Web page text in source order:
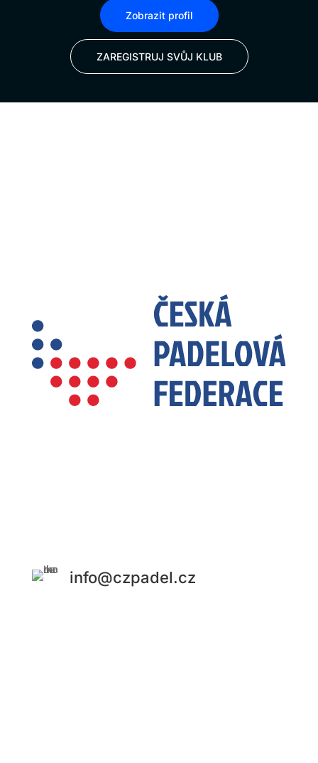
Zobrazit profil
ZAREGISTRUJ SVŮJ KLUB
info@czpadel.cz